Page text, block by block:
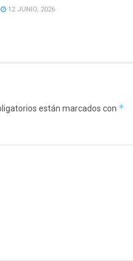
12 JUNIO, 2026
están marcados con *